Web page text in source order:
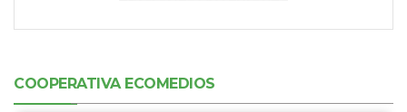
COOPERATIVA ECOMEDIOS